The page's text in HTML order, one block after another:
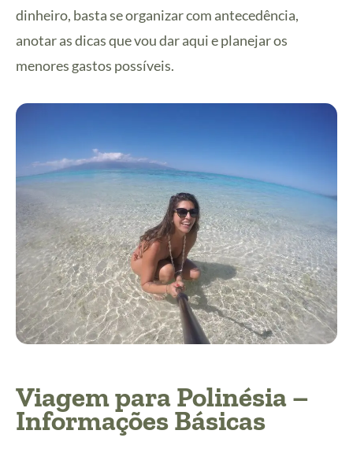
dinheiro, basta se organizar com antecedência,
anotar as dicas que vou dar aqui e planejar os
menores gastos possíveis.
Viagem para Polinésia –
Informações Básicas